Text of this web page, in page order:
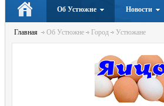
Об Устюжне Новости
Главная Об Устюжне Город Устюжане